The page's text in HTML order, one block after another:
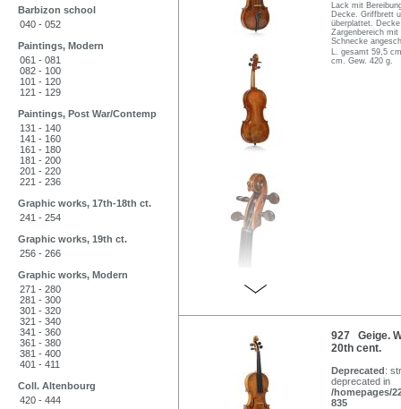
Barbizon school
040 - 052
Paintings, Modern
061 - 081
082 - 100
101 - 120
121 - 129
Paintings, Post War/Contemp
131 - 140
141 - 160
161 - 180
181 - 200
201 - 220
221 - 236
Graphic works, 17th-18th ct.
241 - 254
Graphic works, 19th ct.
256 - 266
Graphic works, Modern
271 - 280
281 - 300
301 - 320
321 - 340
341 - 360
361 - 380
381 - 400
401 - 411
Coll. Altenbourg
420 - 444
Lack mit
Decke. Griffbrett
überplattet.
Zargenbereich
Schnecke
L. gesamt 59,5
cm. Gew. 420 g.
927 Geige.
20th cent.
Deprecated:
deprecated in
/homepages/
835